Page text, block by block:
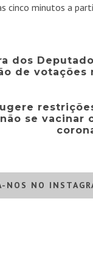
cinco minutos a
dos
de votações
se vacinar
NOS NO